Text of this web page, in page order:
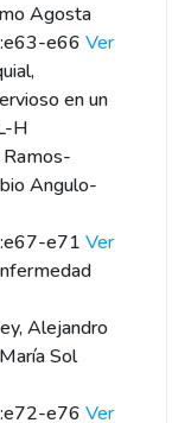
Agosta
e66 Ver
en un
H
Ramos-
Angulo-
e71 Ver
Alejandro
Sol
e76 Ver